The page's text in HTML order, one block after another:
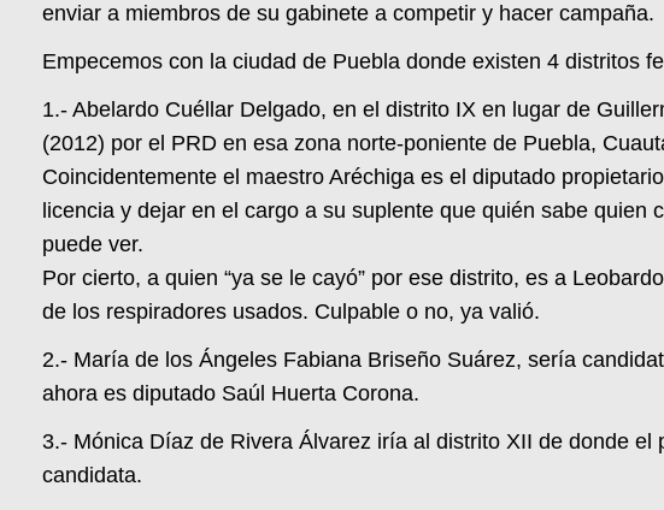
enviar a miembros de su gabinete a competir y hacer campaña.
Empecemos con la ciudad de Puebla donde existen 4 distritos
1.- Abelardo Cuéllar Delgado, en el distrito IX en lugar de
(2012) por el PRD en esa zona norte-poniente de Puebla,
Coincidentemente el maestro Aréchiga es el diputado
licencia y dejar en el cargo a su suplente que quién sabe
puede ver.
Por cierto, a quien “ya se le cayó” por ese distrito, es a
de los respiradores usados. Culpable o no, ya valió.
2.- María de los Ángeles Fabiana Briseño Suárez, sería
ahora es diputado Saúl Huerta Corona.
3.- Mónica Díaz de Rivera Álvarez iría al distrito XII de donde
candidata.